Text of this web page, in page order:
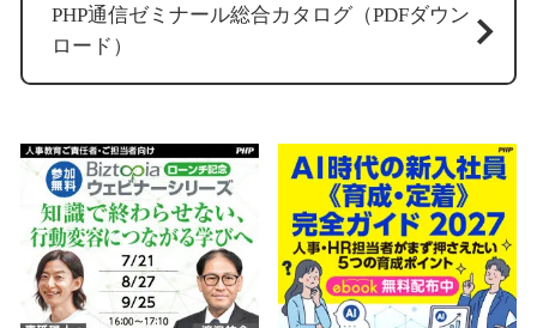
PHP通信ゼミナール総合カタログ（PDFダウン
ロード）